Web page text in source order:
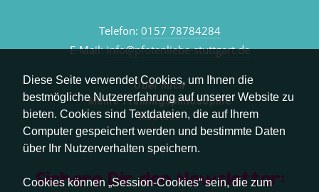
Diese Seite verwendet Cookies, um Ihnen die
bestmögliche Nutzererfahrung auf unserer Website zu
bieten. Cookies sind Textdateien, die auf Ihrem
Computer gespeichert werden und bestimmte Daten
über Ihr Nutzerverhalten speichern.
Cookies können „Session-Cookies“ sein, die zum
Telefon: 0157 78784284
E-Mail:info@pfotenliebe-stuttgart.de
Über mich
Meine Trainingsphilosophie
Kontakt
Sichere Dir den Newsletter: